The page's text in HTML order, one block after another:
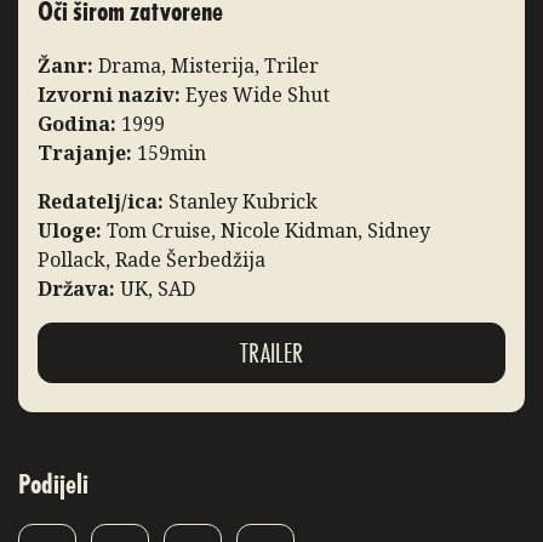
Oči širom zatvorene
Žanr: Drama, Misterija, Triler
Izvorni naziv: Eyes Wide Shut
Godina: 1999
Trajanje: 159min
Redatelj/ica: Stanley Kubrick
Uloge: Tom Cruise, Nicole Kidman, Sidney
Pollack, Rade Šerbedžija
Država: UK, SAD
TRAILER
Podijeli